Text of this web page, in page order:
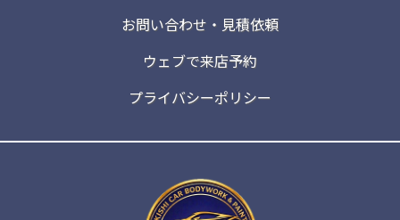
お問い合わせ・見積依頼
ウェブで来店予約
プライバシーポリシー